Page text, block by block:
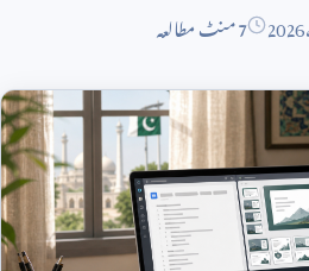
2026 7 منٹ مطالعہ